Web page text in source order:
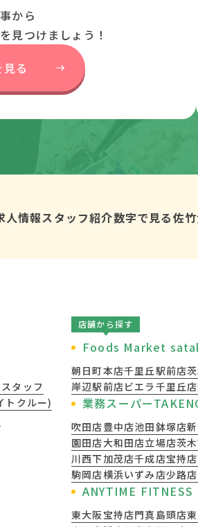
から
見つけましょう！
る
人情報スタッフ紹介数字で見る佐
タッフ
トクルー)
店舗から探す
Foods Market
朝日町本店千里丘駅前店
岸辺駅前店ビエラ千里丘店
業務スーパー
吹田店豊中店池田鉢塚店
園田店大和田店立場店茨
川西下加茂店千成店宝持店
駒岡店横浜いずみ店少路店
ANYTIME FITNESS
東大阪宝持店門真島頭店